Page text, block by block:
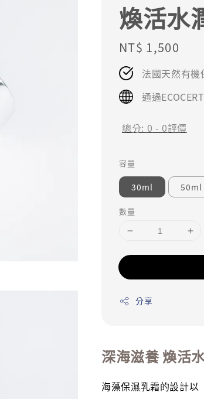
煥活水
Regular
price
NT$ 1,500
法國天然有機
通過
總分: 0 - 0評價
容量
30ml 50ml
數量
分享
深海滋養 煥活
海藻保濕乳霜的設計